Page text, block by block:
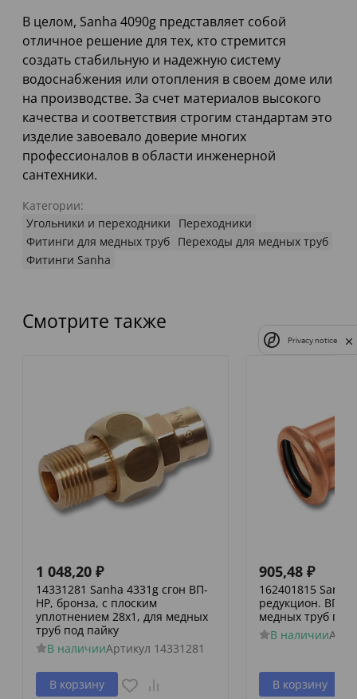
В целом, Sanha 4090g представляет собой
отличное решение для тех, кто стремится
создать стабильную и надежную систему
водоснабжения или отопления в своем доме или
на производстве. За счет материалов высокого
качества и соответствия строгим стандартам это
изделие завоевало доверие многих
профессионалов в области инженерной
сантехники.
Категории:
Угольники и переходники
Переходники
Фитинги для медных труб Переходы для медных труб
Фитинги Sanha
Смотрите также
1 048,20 ₽
14331281 Sanha 4331g сгон ВП-
НР, бронза, с плоским
уплотнением 28x1, для медных
труб под пайку
В наличииАртикул 14331281
В корзину
905,48 ₽
162401815
редукцион. ВПр-
медных труб
В наличии
В корзину
Privacy notice